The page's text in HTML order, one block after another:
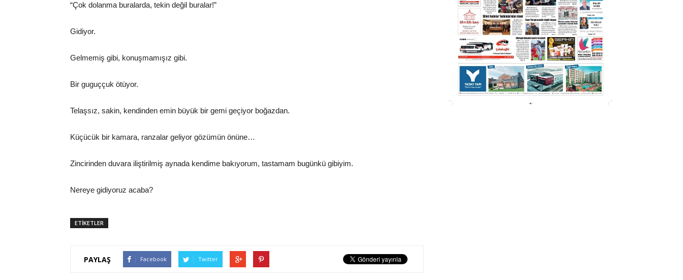
“Çok dolanma buralarda, tekin değil buralar!”
Gidiyor.
Gelmemiş gibi, konuşmamışız gibi.
Bir guguççuk ötüyor.
Telaşsız, sakin, kendinden emin büyük bir gemi geçiyor boğazdan.
Küçücük bir kamara, ranzalar geliyor gözümün önüne…
Zincirinden duvara iliştirilmiş aynada kendime bakıyorum, tastamam bugünkü gibiyim.
Nereye gidiyoruz acaba?
ETİKETLER
PAYLAŞ Facebook Twitter